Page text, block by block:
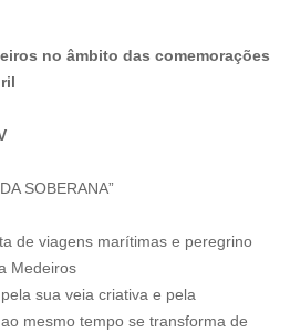
no âmbito das comemorações
SOBERANA”
de viagens marítimas e peregrino
Medeiros
sua veia criativa e pela
mesmo tempo se transforma de